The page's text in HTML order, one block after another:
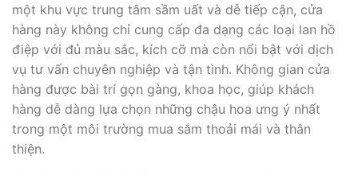
một khu vực trung tâm sầm uất và dễ tiếp cận, cửa
hàng này không chỉ cung cấp đa dạng các loại lan hồ
điệp với đủ màu sắc, kích cỡ mà còn nổi bật với dịch
vụ tư vấn chuyên nghiệp và tận tình. Không gian cửa
hàng được bài trí gọn gàng, khoa học, giúp khách
hàng dễ dàng lựa chọn những chậu hoa ưng ý nhất
trong một môi trường mua sắm thoải mái và thân
thiện.